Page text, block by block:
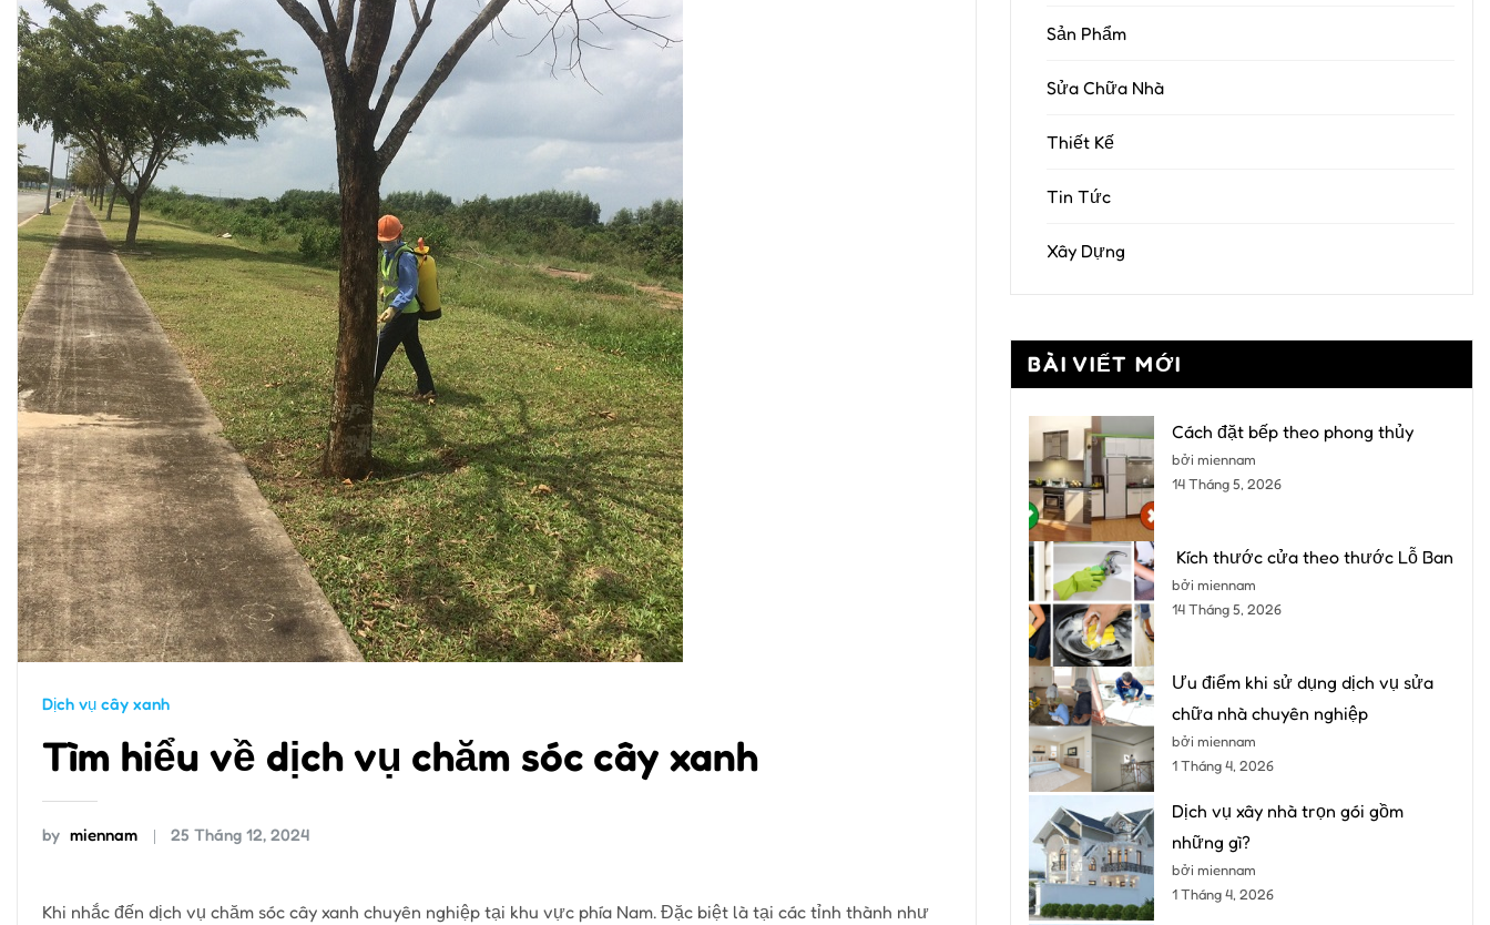
Dịch vụ cây xanh
Tìm hiểu về dịch vụ chăm sóc cây xanh
by miennam 25 Tháng 12, 2024
Khi nhắc đến dịch vụ chăm sóc cây xanh chuyên nghiệp tại khu vực phía Nam. Đặc biệt là tại các tỉnh thành như
Sản Phẩm
Sửa Chữa Nhà
Thiết Kế
Tin Tức
Xây Dựng
BÀI VIẾT MỚI
Cách đặt bếp theo phong thủy
bởi miennam
14 Tháng 5, 2026
Kích thước cửa theo thước Lỗ Ban
bởi miennam
14 Tháng 5, 2026
Ưu điểm khi sử dụng dịch vụ sửa
chữa nhà chuyên nghiệp
bởi miennam
1 Tháng 4, 2026
Dịch vụ xây nhà trọn gói gồm
những gì?
bởi miennam
1 Tháng 4, 2026